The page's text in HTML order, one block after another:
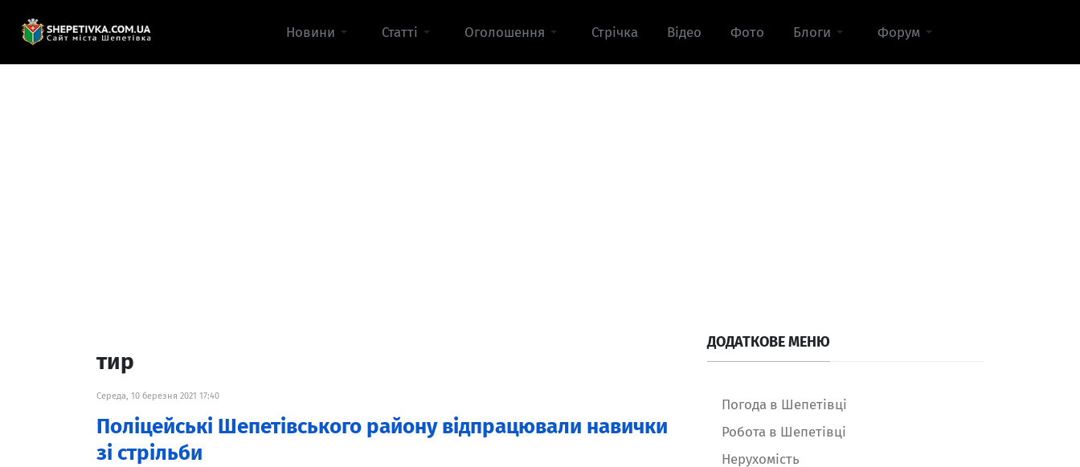
Новини Статті Оголошення Стрічка Відео Фото Блоги Форум
тир
Середа, 10 березня 2021 17:40
Поліцейські Шепетівського району відпрацювали навички
зі стрільби
ДОДАТКОВЕ МЕНЮ
Погода в Шепетівці
Робота в Шепетівці
Нерухомість